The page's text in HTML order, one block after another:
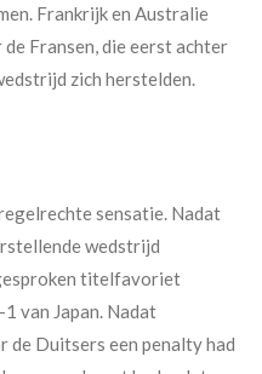
Frankrijk en Australie
Fransen, die eerst achter
zich herstelden.
sensatie. Nadat
wedstrijd
titelfavoriet
van Japan. Nadat
de Duitsers een penalty had